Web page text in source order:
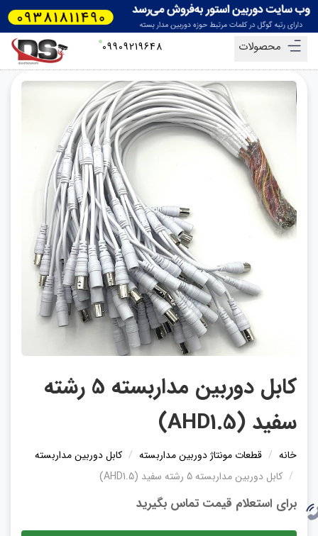
محصولات 09909219648
کابل دوربین مداربسته 5 رشته
سفید (AHD1.5)
خانه قطعات مونتاژ دوربین مداربسته
کابل دوربین مداربسته
کابل دوربین مداربسته 5 رشته سفید (AHD1.5)
برای استعلام قیمت تماس بگیرید